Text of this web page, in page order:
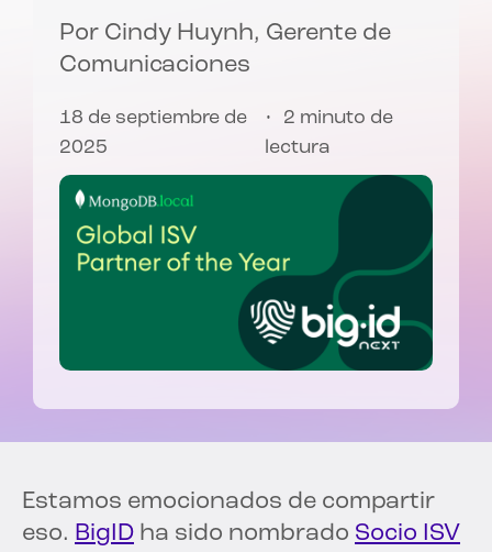
Por Cindy Huynh, Gerente de
Comunicaciones
18 de septiembre de
2025
2 minuto de
lectura
Estamos emocionados de compartir
eso. BigID ha sido nombrado Socio ISV